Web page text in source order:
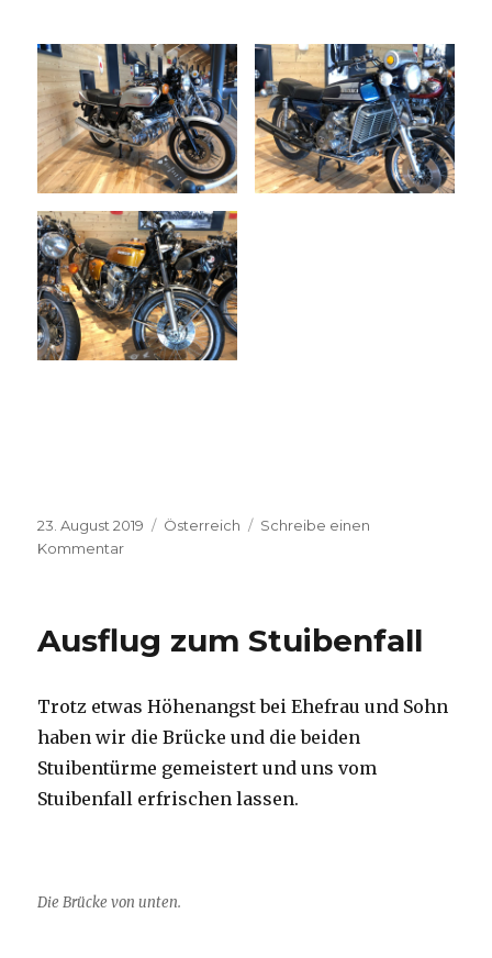
Veröffentlicht
am
23. August 2019 Kategorien
Österreich
Schreibe einen
Kommentarzu
am
Hochgurgel
Ausflug zum Stuibenfall
Trotz etwas Höhenangst bei Ehefrau und Sohn
haben wir die Brücke und die beiden
Stuibentürme gemeistert und uns vom
Stuibenfall erfrischen lassen.
Die Brücke von unten.